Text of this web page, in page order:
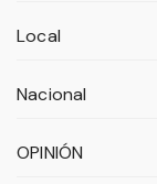
Local
Nacional
OPINIÓN